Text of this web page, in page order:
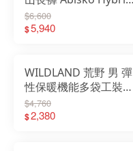
Trail Trs 休閒褲
12200164
$6,600
$5,940
WILDLAND 荒野 男 彈
性保暖機能多袋工裝褲
休閒褲 長褲 0B22318
$4,760
$2,380